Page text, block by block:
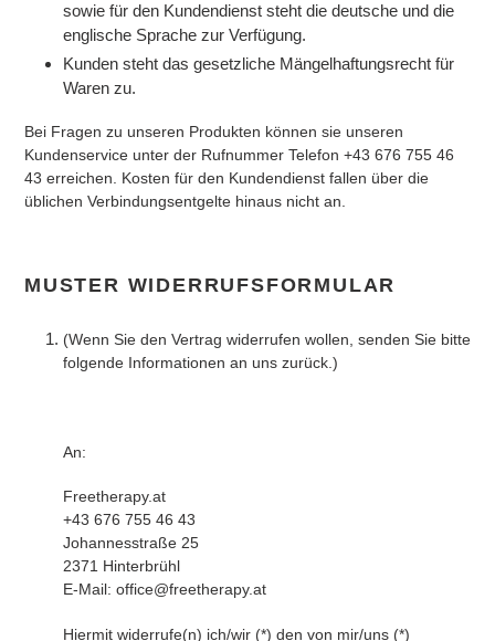
sowie für den Kundendienst steht die deutsche und die
englische Sprache zur Verfügung.
Kunden steht das gesetzliche Mängelhaftungsrecht für
Waren zu.
Bei Fragen zu unseren Produkten können sie unseren
Kundenservice unter der Rufnummer Telefon +43 676 755 46
43 erreichen. Kosten für den Kundendienst fallen über die
üblichen Verbindungsentgelte hinaus nicht an.
MUSTER WIDERRUFSFORMULAR
(Wenn Sie den Vertrag widerrufen wollen, senden Sie bitte
folgende Informationen an uns zurück.)
An:
Freetherapy.at
+43 676 755 46 43
Johannesstraße 25
2371 Hinterbrühl
E-Mail: office@freetherapy.at
Hiermit widerrufe(n) ich/wir (*) den von mir/uns (*)